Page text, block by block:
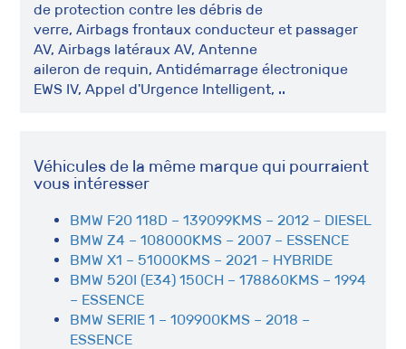
de protection contre les débris de
verre, Airbags frontaux conducteur et passager
AV, Airbags latéraux AV, Antenne
aileron de requin, Antidémarrage électronique
EWS IV, Appel d'Urgence Intelligent, ..
Véhicules de la même marque qui pourraient
vous intéresser
BMW F20 118D – 139099KMS – 2012 – DIESEL
BMW Z4 – 108000KMS – 2007 – ESSENCE
BMW X1 – 51000KMS – 2021 – HYBRIDE
BMW 520I (E34) 150CH – 178860KMS – 1994
– ESSENCE
BMW SERIE 1 – 109900KMS – 2018 –
ESSENCE